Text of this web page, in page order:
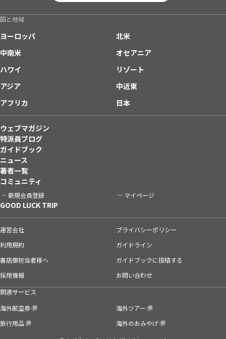
国と地域
ヨーロッパ
北米
中南米
オセアニア
ハワイ
リゾート
アジア
中近東
アフリカ
日本
ウェブマガジン
特派員ブログ
ガイドブック
ニュース
著者一覧
コミュニティ
新規会員登録 マイページ
GOOD LUCK TRIP
運営会社
プライバシーポリシー
利用規約
ガイドライン
書店御担当者様へ
ガイドブックに投稿する
採用情報
お問い合わせ
関連サービス
海外航空券
海外ツアー
旅行用品
海外のおみやげ